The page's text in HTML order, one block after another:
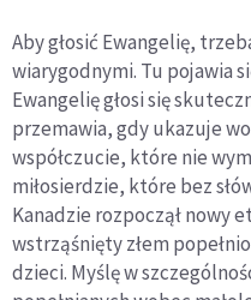
Aby głosić Ewangelię,
wiarygodnymi. Tu pojawia
Ewangelię głosi się
przemawia, gdy ukazuje
współczucie, które nie
miłosierdzie, które bez
Kanadzie rozpoczął nowy
wstrząśnięty złem
dzieci. Myślę w